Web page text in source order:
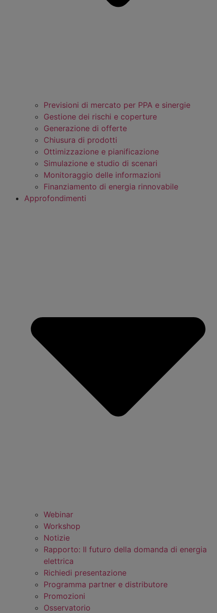
Previsioni di mercato per PPA e sinergie
Gestione dei rischi e coperture
Generazione di offerte
Chiusura di prodotti
Ottimizzazione e pianificazione
Simulazione e studio di scenari
Monitoraggio delle informazioni
Finanziamento di energia rinnovabile
Approfondimenti
Webinar
Workshop
Notizie
Rapporto: Il futuro della domanda di energia
elettrica
Richiedi presentazione
Programma partner e distributore
Promozioni
Osservatorio